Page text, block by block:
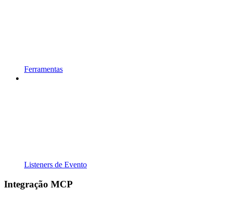
Ferramentas
Listeners de Evento
Integração MCP